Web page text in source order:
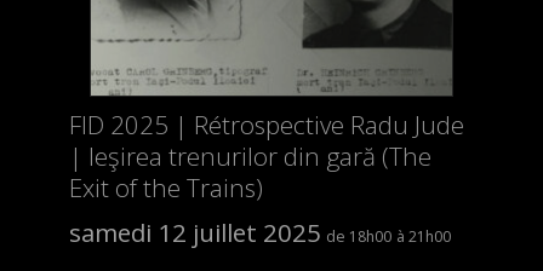
FID 2025 | Rétrospective Radu Jude
| Ieşirea trenurilor din gară (The
Exit of the Trains)
samedi 12 juillet 2025
18h00 21h00